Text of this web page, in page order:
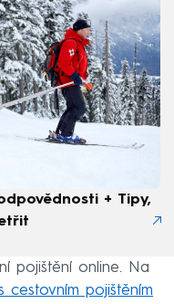
+ Tipy,
pojištění online. Na
pojištěním